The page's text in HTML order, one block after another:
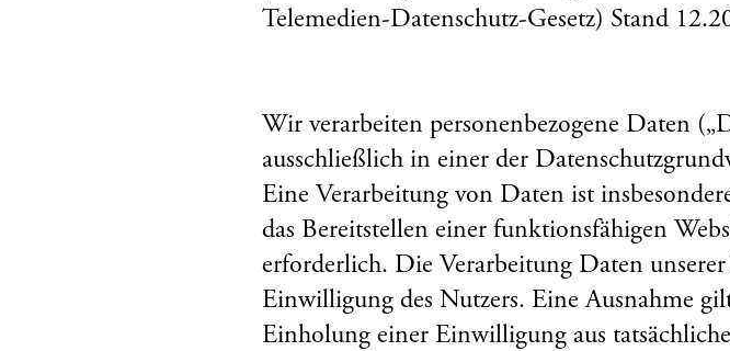
Telemedien-Datenschutz-Gesetz) Stand
Wir verarbeiten personenbezogene Daten
ausschließlich in einer der
Eine Verarbeitung von Daten ist
das Bereitstellen einer funktionsfähigen
erforderlich. Die Verarbeitung Daten
Einwilligung des Nutzers. Eine Ausnahme
Einholung einer Einwilligung aus